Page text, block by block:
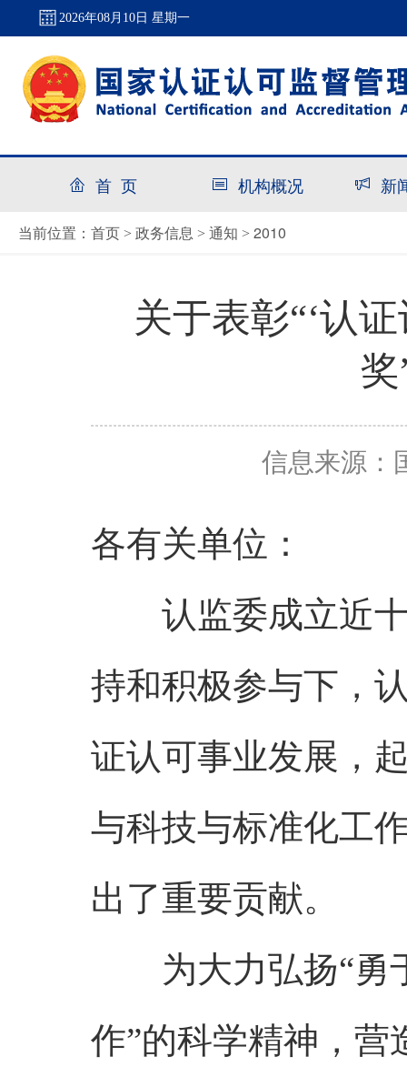
2026年08月10日 星期一
首 页 机构概况 新
当前位置： 首页 > 政务信息 > 通知 > 2010
关于表彰“‘认
信息来源：
各有关单位：
认监委成立近十
持和积极参与下，
证认可事业发展，
与科技与标准化工
出了重要贡献。
为大力弘扬“勇
作”的科学精神，营